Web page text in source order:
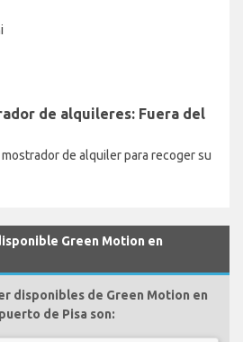
de alquileres: Fuera del
de alquiler para recoger su
Green Motion en
disponibles de Green Motion en
de Pisa son: